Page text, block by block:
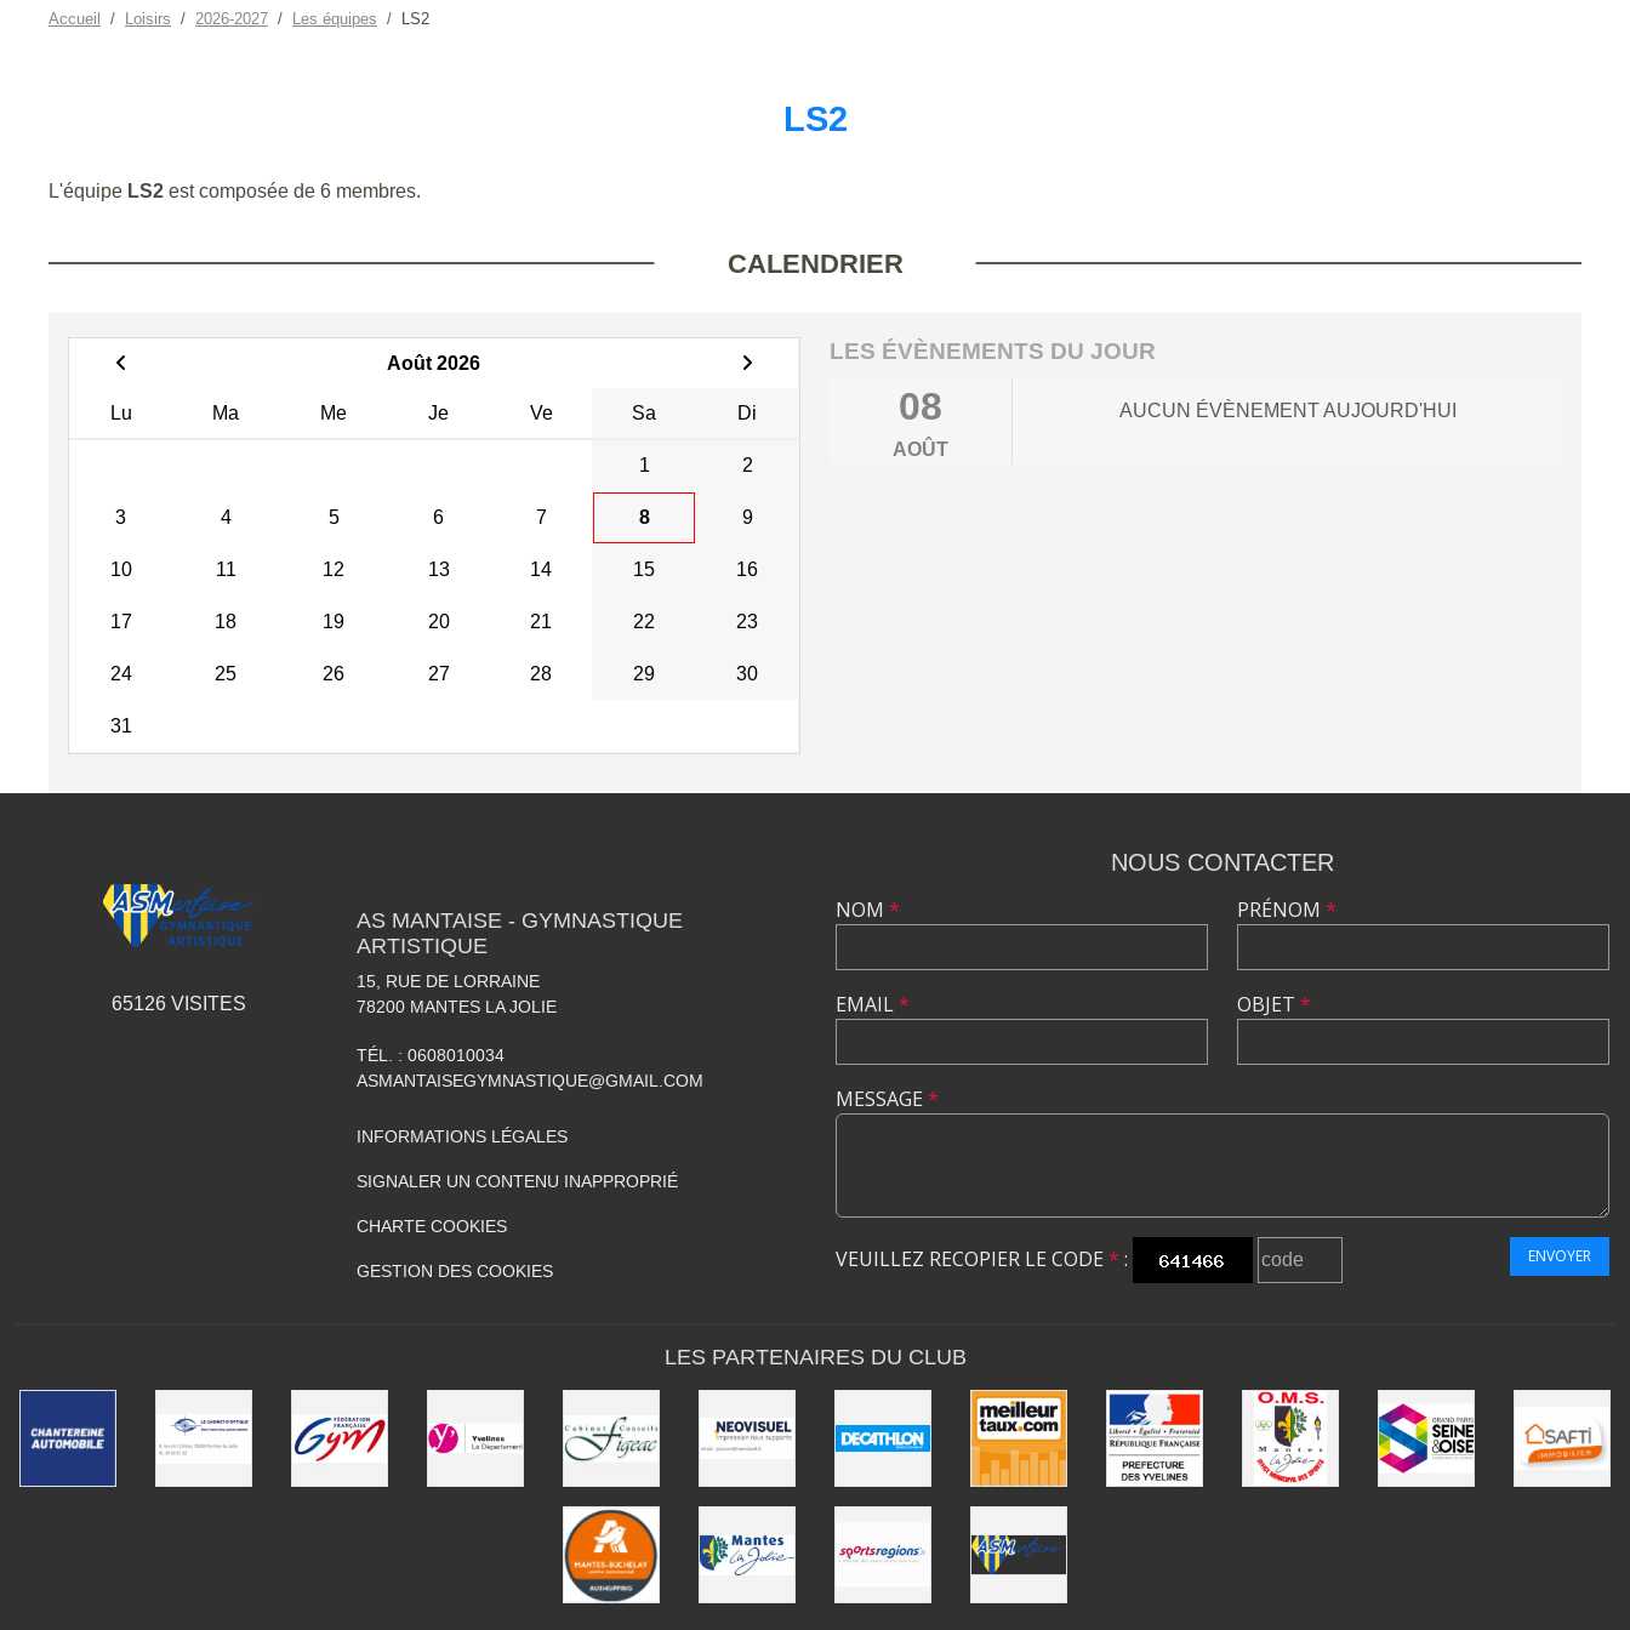
Accueil Loisirs 2026-2027 Les équipes LS2
LS2
L'équipe LS2 est composée de 6 membres.
CALENDRIER
Août 2026
Lu Ma Me Je Ve Sa Di
1 2
3 4 5 6 7 8 9
10 11 12 13 14 15 16
17 18 19 20 21 22 23
24 25 26 27 28 29 30
31
LES ÉVÈNEMENTS DU JOUR
08
AOÛT
AUCUN ÉVÈNEMENT AUJOURD'HUI
65126VISITES
AS MANTAISE - GYMNASTIQUE
ARTISTIQUE
15, RUE DE LORRAINE
78200 MANTES LA JOLIE
TÉL. : 0608010034
ASMANTAISEGYMNASTIQUE@GMAIL.COM
INFORMATIONS LÉGALES
SIGNALER UN CONTENU INAPPROPRIÉ
CHARTE COOKIES
GESTION DES COOKIES
NOUS CONTACTER
NOM *
EMAIL*
PRÉNOM *
OBJET *
MESSAGE *
VEUILLEZ RECOPIER LE CODE * : ENVOYER
LES PARTENAIRES DU CLUB